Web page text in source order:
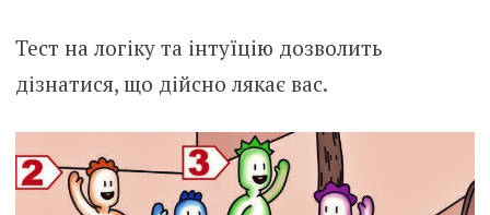
Тест на логіку та інтуїцію дозволить
дізнатися, що дійсно лякає вас.